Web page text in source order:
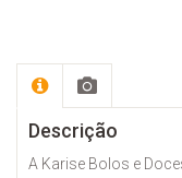
Descrição
A Karise Bolos e